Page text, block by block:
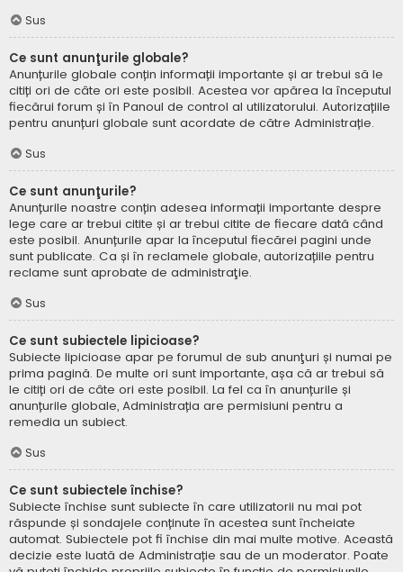
Sus
Ce sunt anunţurile globale?
Anunțurile globale conțin informații importante și ar trebui să le
citiți ori de câte ori este posibil. Acestea vor apărea la începutul
fiecărui forum și în Panoul de control al utilizatorului. Autorizațiile
pentru anunțuri globale sunt acordate de către Administrație.
Sus
Ce sunt anunţurile?
Anunțurile noastre conțin adesea informații importante despre
lege care ar trebui citite și ar trebui citite de fiecare dată când
este posibil. Anunțurile apar la începutul fiecărei pagini unde
sunt publicate. Ca și în reclamele globale, autorizațiile pentru
reclame sunt aprobate de administraţie.
Sus
Ce sunt subiectele lipicioase?
Subiecte lipicioase apar pe forumul de sub anunţuri și numai pe
prima pagină. De multe ori sunt importante, așa că ar trebui să
le citiți ori de câte ori este posibil. La fel ca în anunțurile și
anunțurile globale, Administrația are permisiuni pentru a
remedia un subiect.
Sus
Ce sunt subiectele închise?
Subiecte închise sunt subiecte în care utilizatorii nu mai pot
răspunde și sondajele conținute în acestea sunt încheiate
automat. Subiectele pot fi închise din mai multe motive. Această
decizie este luată de Administrație sau de un moderator. Poate